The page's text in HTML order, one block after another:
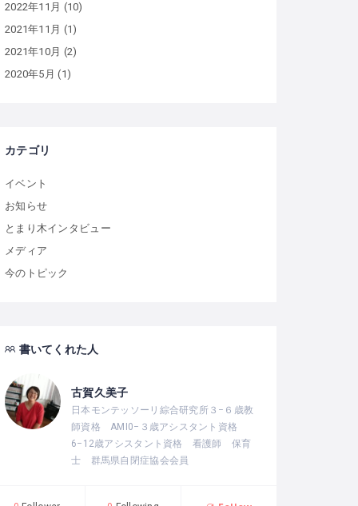
2022年11月 (10)
2021年11月 (1)
2021年10月 (2)
2020年5月 (1)
カテゴリ
イベント
お知らせ
とまり木インタビュー
メディア
今のトピック
書いてくれた人
古賀久美子
日本モンテッソーリ綜合研究所３−６歳教
師資格 AMI0−３歳アシスタント資格
6−12歳アシスタント資格 看護師 保育
士 群馬県自閉症協会会員